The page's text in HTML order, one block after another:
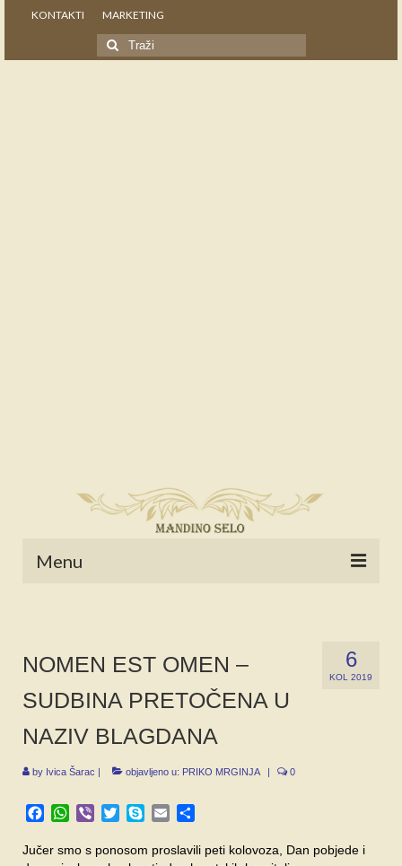
KONTAKTI MARKETING
Search
for:
Menu
6
KOL 2019
NOMEN EST OMEN –
SUDBINA PRETOČENA U
NAZIV BLAGDANA
by Ivica Šarac objavljeno u: PRIKO MRGINJA 0
Facebook
WhatsApp
Viber TwitterSkypeEmail
Jučer smo s ponosom proslavili peti kolovoza, Dan pobjede i